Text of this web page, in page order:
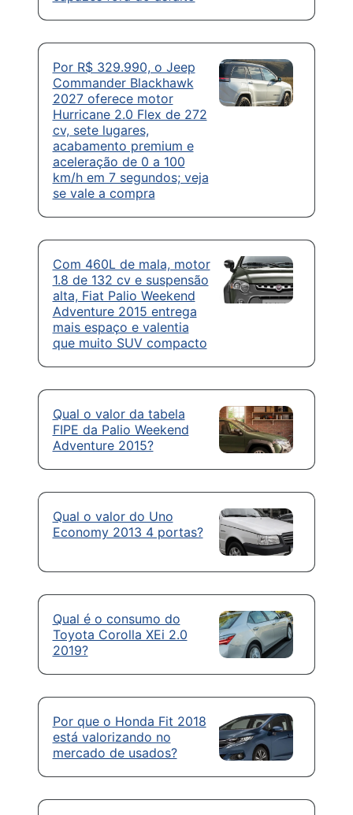
Por R$ 329.990, o Jeep
Commander Blackhawk
2027 oferece motor
Hurricane 2.0 Flex de 272
cv, sete lugares,
acabamento premium e
aceleração de 0 a 100
km/h em 7 segundos; veja
se vale a compra
Com 460L de mala, motor
1.8 de 132 cv e suspensão
alta, Fiat Palio Weekend
Adventure 2015 entrega
mais espaço e valentia
que muito SUV compacto
Qual o valor da tabela
FIPE da Palio Weekend
Adventure 2015?
Qual o valor do Uno
Economy 2013 4 portas?
Qual é o consumo do
Toyota Corolla XEi 2.0
2019?
Por que o Honda Fit 2018
está valorizando no
mercado de usados?